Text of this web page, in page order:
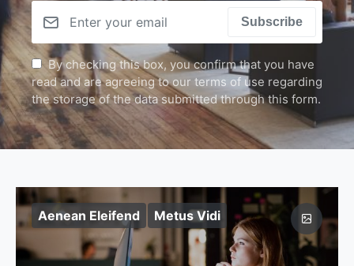
Subscribe
By checking this box, you confirm that you have
read and are agreeing to our terms of use regarding
the storage of the data submitted through this form.
Aenean Eleifend Metus Vidi